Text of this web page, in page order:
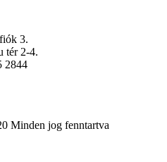
3.
tér 2-4.
2844
Minden jog fenntartva